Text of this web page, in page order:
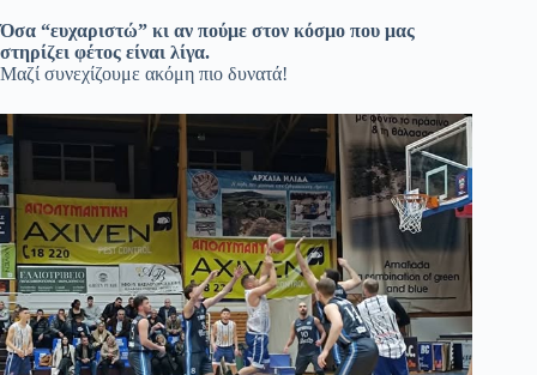
Όσα “ευχαριστώ” κι αν πούμε στον κόσμο που μας
στηρίζει φέτος είναι λίγα.
Μαζί συνεχίζουμε ακόμη πιο δυνατά!